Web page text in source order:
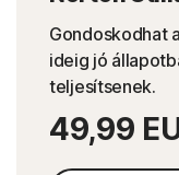
Gondoskodhat
ideig jó
teljesítsenek.
49,99